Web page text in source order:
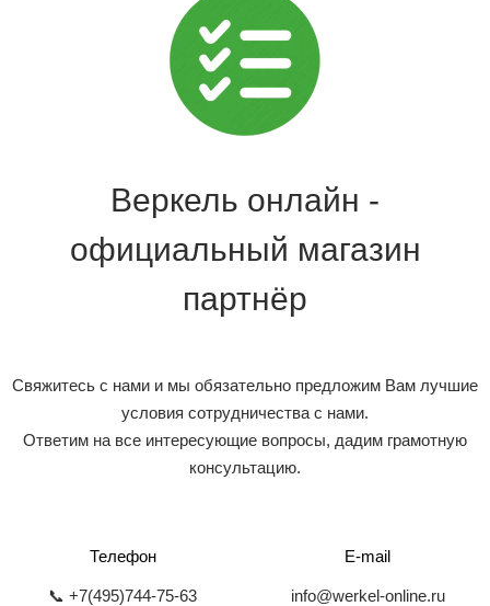
Веркель онлайн -
официальный магазин
партнёр
Свяжитесь с нами и мы обязательно предложим Вам лучшие
условия сотрудничества с нами.
Ответим на все интересующие вопросы, дадим грамотную
консультацию.
Телефон
📞 +7(495)744-75-63
E-mail
info@werkel-online.ru